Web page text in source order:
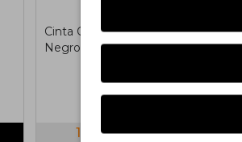
Cinta Compatible Epson ERC-23 B
Negro ~ 1.500.000 Caracteres
1,91€